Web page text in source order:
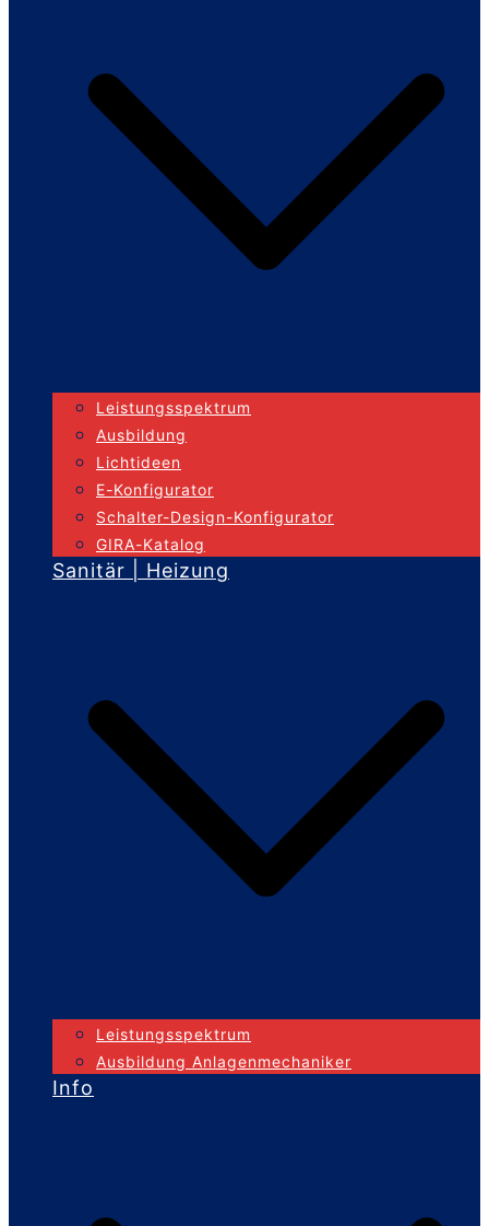
Leistungsspektrum
Ausbildung
Lichtideen
E-Konfigurator
Schalter-Design-Konfigurator
GIRA-Katalog
Sanitär | Heizung
Leistungsspektrum
Ausbildung Anlagenmechaniker
Info